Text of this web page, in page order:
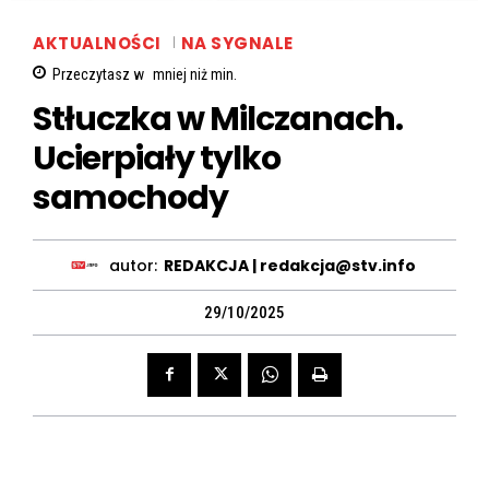
AKTUALNOŚCI NA SYGNALE
Przeczytasz w mniej niżmin.
Stłuczka w Milczanach.
Ucierpiały tylko
samochody
autor: REDAKCJA | redakcja@stv.info
29/10/2025